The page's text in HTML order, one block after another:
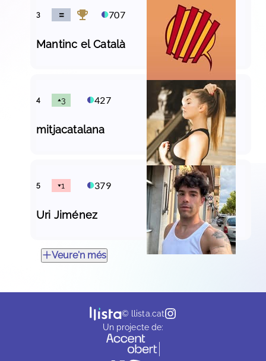
3 707
Mantinc el Català
4 3 427
mitjacatalana
5 1 379
Uri Jiménez
Veure'n més
© llista.cat
Un projecte de: